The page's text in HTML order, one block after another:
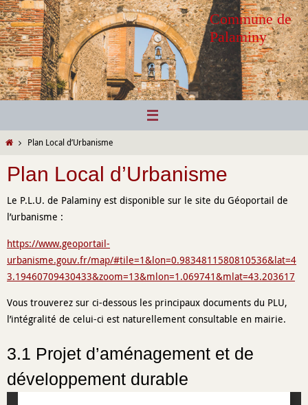
Passer
vers
le
contenu
Commune de
Palaminy
HomePlan Local d’Urbanisme
Plan Local d’Urbanisme
Le P.L.U. de Palaminy est disponible sur le site du Géoportail de
l’urbanisme :
https://www.geoportail-
urbanisme.gouv.fr/map/#tile=1&lon=0.9834811580810536&lat=4
3.19460709430433&zoom=13&mlon=1.069741&mlat=43.203617
Vous trouverez sur ci-dessous les principaux documents du PLU,
l’intégralité de celui-ci est naturellement consultable en mairie.
3.1 Projet d’aménagement et de
développement durable